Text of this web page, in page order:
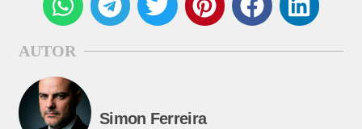
AUTOR
Simon Ferreira